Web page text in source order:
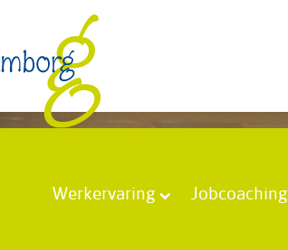
Werkervaring Jobcoaching